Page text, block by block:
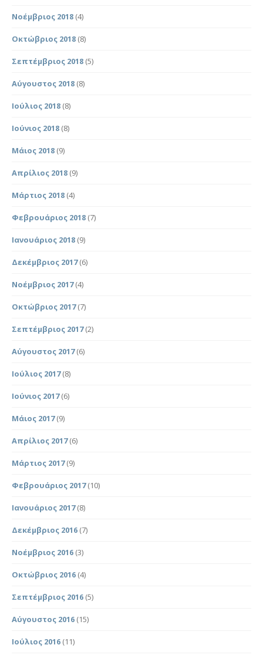
Νοέμβριος 2018 (4)
Οκτώβριος 2018 (8)
Σεπτέμβριος 2018 (5)
Αύγουστος 2018 (8)
Ιούλιος 2018 (8)
Ιούνιος 2018 (8)
Μάιος 2018 (9)
Απρίλιος 2018 (9)
Μάρτιος 2018 (4)
Φεβρουάριος 2018 (7)
Ιανουάριος 2018 (9)
Δεκέμβριος 2017(6)
Νοέμβριος 2017(4)
Οκτώβριος 2017(7)
Σεπτέμβριος 2017(2)
Αύγουστος 2017(6)
Ιούλιος 2017(8)
Ιούνιος 2017(6)
Μάιος 2017(9)
Απρίλιος 2017(6)
Μάρτιος 2017(9)
Φεβρουάριος 2017(10)
Ιανουάριος 2017(8)
Δεκέμβριος 2016 (7)
Νοέμβριος 2016 (3)
Οκτώβριος 2016 (4)
Σεπτέμβριος 2016 (5)
Αύγουστος 2016 (15)
Ιούλιος 2016 (11)